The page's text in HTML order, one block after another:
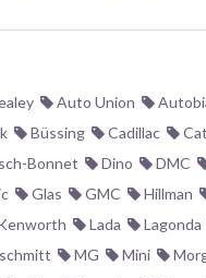
Auto Union
Büssing Cadillac
Bonnet
Dino DMC
Glas GMC Hillman
Lada Lagonda
MG Mini